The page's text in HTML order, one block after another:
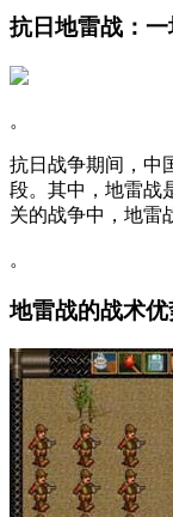
抗日地雷战：
。
抗日战争期间，中
段。其中，地雷战
关的战争中，地雷
。
地雷战的战术优